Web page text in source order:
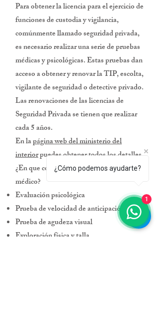
Para obtener la licencia para el ejercicio de
funciones de custodia y vigilancia,
comúnmente llamado seguridad privada,
es necesario realizar una serie de pruebas
médicas y psicológicas. Estas pruebas dan
acceso a obtener y renovar la TIP, escolta,
vigilante de seguridad o detective privado.
Las renovaciones de las licencias de
Seguridad Privada se tienen que realizar
cada 5 años.
En lapágina web del ministerio del
interiorpuedes obtener todos los detalles.
¿En que consiste el reconocimiento
médico?
Evaluación psicológica
Prueba de velocidad de anticipación
Prueba de agudeza visual
Exploración física y talla
¿Cómo podemos ayudarte?
1